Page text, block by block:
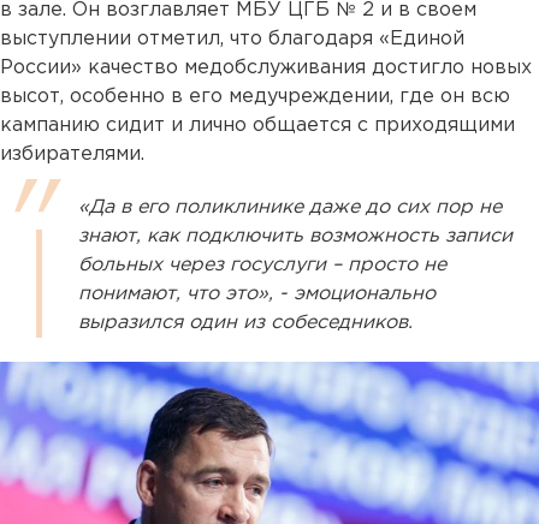
в зале. Он возглавляет МБУ ЦГБ № 2 и в своем
выступлении отметил, что благодаря «Единой
России» качество медобслуживания достигло новых
высот, особенно в его медучреждении, где он всю
кампанию сидит и лично общается с приходящими
избирателями.
«Да в его поликлинике даже до сих пор не
знают, как подключить возможность записи
больных через госуслуги – просто не
понимают, что это», - эмоционально
выразился один из собеседников.